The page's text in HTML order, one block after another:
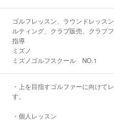
ゴルフレッスン、ラウンドレッス
ルティング、クラブ販売、クラブ
指導
ミズノ
ミズノゴルフスクール NO.1
・上を目指すゴルファーに向けて
す。
・個人レッスン